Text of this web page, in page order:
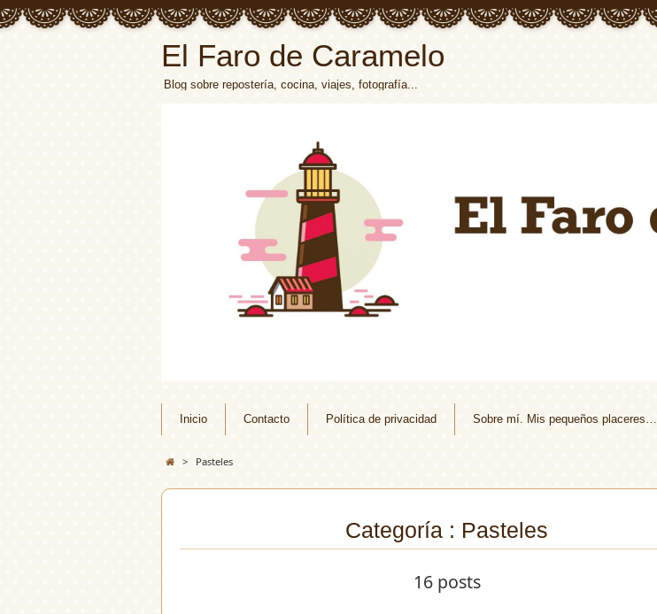
El Faro de Caramelo
Blog sobre repostería, cocina, viajes, fotografía...
Inicio Contacto Política de privacidad Sobre mí. Mis pequeños placeres…
> Pasteles
Categoría : Pasteles
16 posts